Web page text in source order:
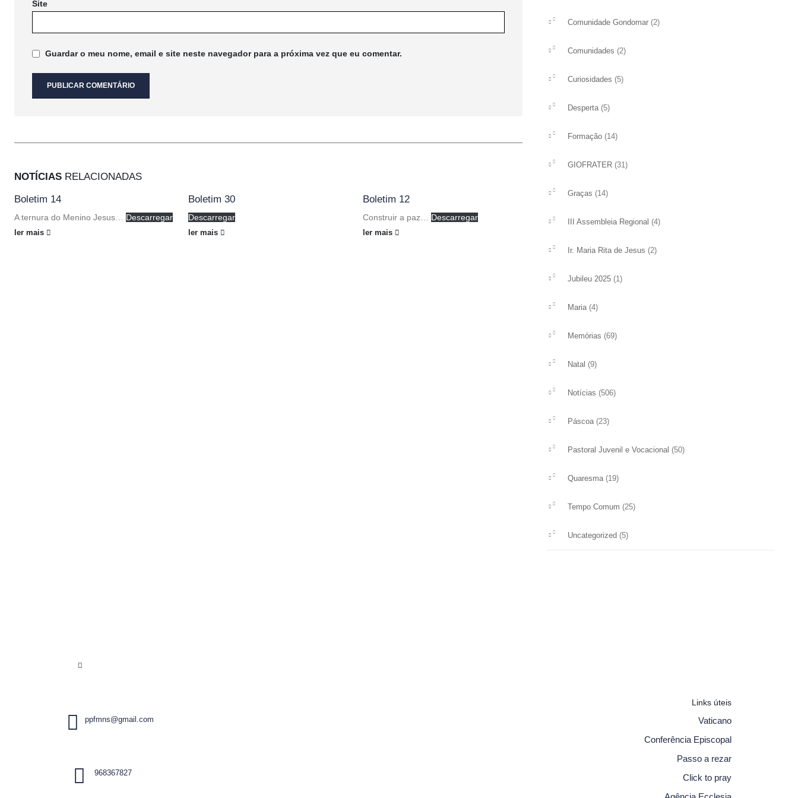
Site
Guardar o meu nome, email e site neste navegador para a próxima vez que eu comentar.
NOTÍCIAS RELACIONADAS
Boletim 14
A ternura do Menino Jesus… Descarregar
ler mais
Boletim 30
Descarregar
ler mais
Boletim 12
Construir a paz… Descarregar
ler mais
Boletim 49
Descarregar
Comunidade Gondomar (2)
Comunidades (2)
Curiosidades (5)
Desperta (5)
Formação (14)
GIOFRATER (31)
Graças (14)
III Assembleia Regional (4)
Ir. Maria Rita de Jesus (2)
Jubileu 2025 (1)
Maria (4)
Memórias (69)
Natal (9)
Notícias (506)
Páscoa (23)
Pastoral Juvenil e Vocacional (50)
Quaresma (19)
Tempo Comum (25)
Uncategorized (5)
ppfmns@gmail.com
968367827
Links úteis
Vaticano
Conferência Episcopal
Passo a rezar
Click to pray